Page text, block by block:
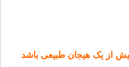
از یک هیجان طبیعی باشد